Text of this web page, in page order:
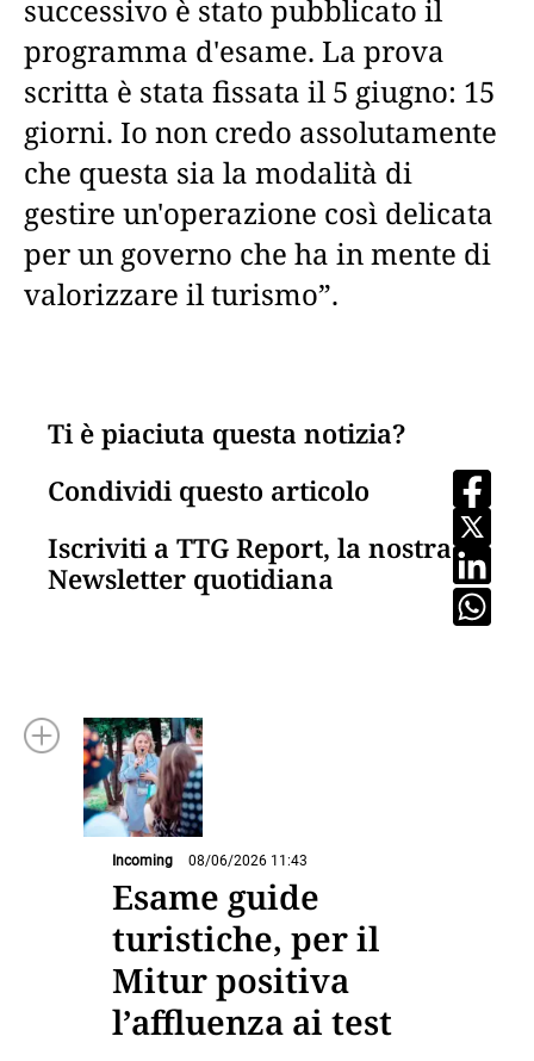
successivo è stato pubblicato il
programma d'esame. La prova
scritta è stata fissata il 5 giugno: 15
giorni. Io non credo assolutamente
che questa sia la modalità di
gestire un'operazione così delicata
per un governo che ha in mente di
valorizzare il turismo”.
Ti è piaciuta questa notizia?
Condividi questo articolo
Iscriviti a TTG Report, la nostra
Newsletter quotidiana
Incoming 08/06/2026 11:43
Esame guide
turistiche, per il
Mitur positiva
l’affluenza ai test